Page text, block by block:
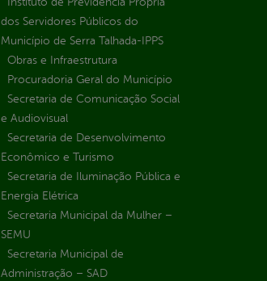
dos Servidores Públicos do
Município de Serra Talhada-IPPS
Obras e Infraestrutura
Procuradoria Geral do Município
Secretaria de Comunicação Social
e Audiovisual
Secretaria de Desenvolvimento
Econômico e Turismo
Secretaria de Iluminação Pública e
Energia Elétrica
Secretaria Municipal da Mulher –
SEMU
Secretaria Municipal de
Administração – SAD